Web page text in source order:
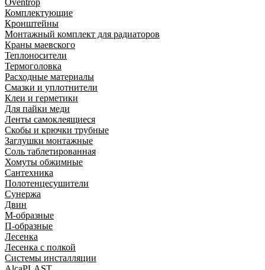
Oventrop
Комплектующие
Кронштейны
Монтажный комплект для радиаторов
Краны маевского
Теплоносители
Термоголовка
Расходные материалы
Смазки и уплотнители
Клеи и герметики
Для пайки меди
Ленты самоклеящиеся
Скобы и крючки трубные
Заглушки монтажные
Соль таблетированная
Хомуты обжимные
Сантехника
Полотенцесушители
Сунержа
Двин
М-образные
П-образные
Лесенка
Лесенка с полкой
Системы инсталляции